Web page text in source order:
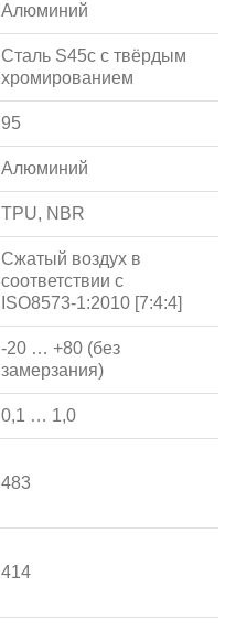
Алюминий
Сталь S45c с твёрдым
хромированием
95
Алюминий
TPU, NBR
Сжатый воздух в
соответствии с
ISO8573-1:2010 [7:4:4]
-20 … +80 (без
замерзания)
0,1 … 1,0
483
414